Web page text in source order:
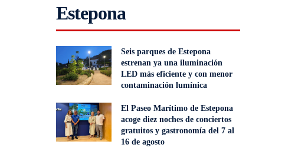
Estepona
Seis parques de Estepona
estrenan ya una iluminación
LED más eficiente y con menor
contaminación lumínica
El Paseo Marítimo de Estepona
acoge diez noches de conciertos
gratuitos y gastronomía del 7 al
16 de agosto